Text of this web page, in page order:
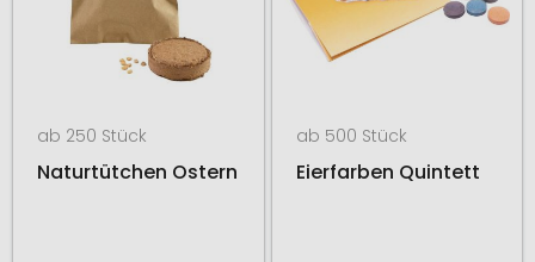
ab 250 Stück
Naturtütchen Ostern
ab 500 Stück
Eierfarben Quintett